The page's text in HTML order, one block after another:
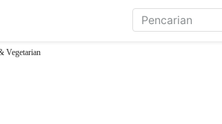
Vegetarian